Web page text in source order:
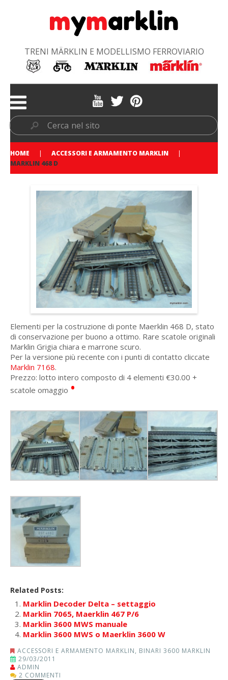
TRENI MÄRKLIN E MODELLISMO FERROVIARIO
HOME
ACCESSORI E ARMAMENTO MARKLIN
MARKLIN 468 D
Elementi per la costruzione di ponte Maerklin 468 D, stato
di conservazione per buono a ottimo. Rare scatole originali
Marklin Grigia chiara e marrone scuro.
Per la versione più recente con i punti di contatto cliccate
Marklin 7168.
Prezzo: lotto intero composto di 4 elementi €30.00 +
scatole omaggio •
Related Posts:
Marklin Decoder Delta – settaggio
Marklin 7065, Maerklin 467 P/6
Marklin 3600 MWS manuale
Marklin 3600 MWS o Maerklin 3600 W
ACCESSORI E ARMAMENTO MARKLIN, BINARI 3600 MARKLIN
29/03/2011
ADMIN
2 COMMENTI